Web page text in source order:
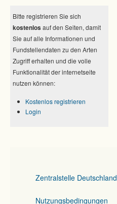
Bitte registrieren Sie sich
kostenlos auf den Seiten, damit
Sie auf alle Informationen und
Fundstellendaten zu den Arten
Zugriff erhalten und die volle
Funktionalität der internetseite
nutzen können:
Kostenlos registrieren
Login
Zentralstelle Deutschland
Nutzungsbedingungen